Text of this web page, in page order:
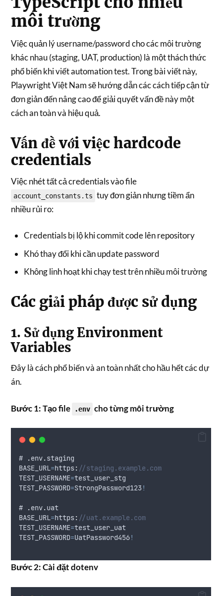
môi trường
Việc quản lý username/password cho các môi trường
khác nhau (staging, UAT, production) là một thách thức
phổ biến khi viết automation test. Trong bài viết này,
Playwright Việt Nam sẽ hướng dẫn các cách tiếp cận từ
đơn giản đến nâng cao để giải quyết vấn đề này một
cách an toàn và hiệu quả.
Vấn đề với việc hardcode
credentials
Việc nhét tất cả credentials vào file
account_constants.ts tuy đơn giản nhưng tiềm ẩn
nhiều rủi ro:
Credentials bị lộ khi commit code lên repository
Khó thay đổi khi cần update password
Không linh hoạt khi chạy test trên nhiều môi trường
Các giải pháp được sử dụng
1. Sử dụng Environment
Variables
Đây là cách phổ biến và an toàn nhất cho hầu hết các dự
án.
Bước 1: Tạo file .env cho từng môi trường
# .env.staging
BASE_URL=https: //staging.example.com
TEST_USERNAME=test_user_stg
TEST_PASSWORD=StrongPassword123 !
# .env.uat
BASE_URL=https: //uat.example.com
TEST_USERNAME=test_user_uat
TEST_PASSWORD=UatPassword456!
Bước 2: Cài đặt dotenv